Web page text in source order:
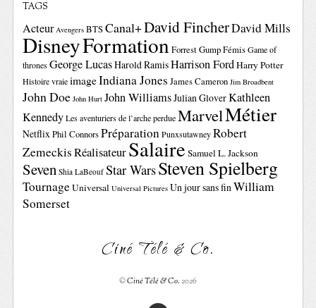
TAGS
Acteur Avengers BTSCanal+David FincherDavid Mills
DisneyFormationForrest GumpFémis Game of
thrones George LucasHarold RamisHarrison FordHarry Potter
Histoire vraie imageIndiana Jones James Cameron Jim Broadbent
John Doe John Hurt John WilliamsJulian GloverKathleen
Kennedy Les aventuriers de l’arche perdue MarvelMétier
NetflixPhil ConnorsPréparation Punxsutawney Robert
ZemeckisRéalisateurSalaire Samuel L. Jackson
Seven Shia LaBeouf Star WarsSteven Spielberg
TournageUniversal Universal Pictures Un jour sans finWilliam
Somerset
Ciné Télé & Co.
©Ciné Télé & Co.2026